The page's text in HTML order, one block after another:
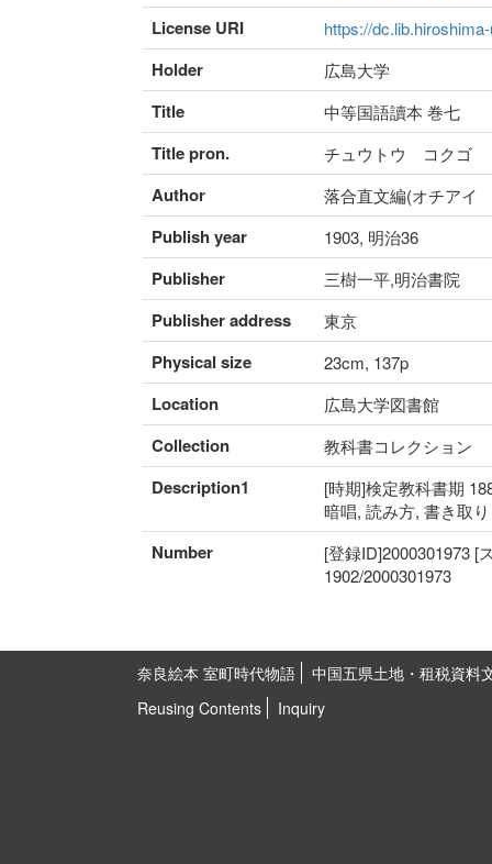
License URI https://
Holder 広島大学
Title 中等国語讀本 巻七
Title pron. チュウトウ コクゴ
Author 落合直文編(オチアイ
Publish year 1903, 明治36
Publisher 三樹一平,明治書院
Publisher address 東京
Physical size 23cm, 137p
Location 広島大学図書館
Collection 教科書コレクション
Description1
[時期]検定教科書期
暗唱, 読み方, 書き取
Number
[登録ID]2000301973 [
1902/2000301973
奈良絵本 室町時代物語
中国五県土地・租税資料
Reusing Contents
Inquiry